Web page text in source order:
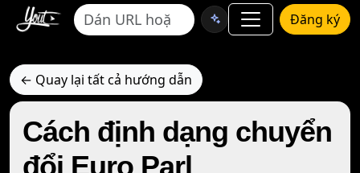
Đăng ký
← Quay lại tất cả hướng dẫn
Cách định dạng chuyển
đổi Euro Parl